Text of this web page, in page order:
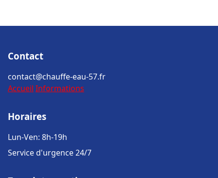
Contact
contact@chauffe-eau-57.fr
Accueil Informations
Horaires
Lun-Ven: 8h-19h
Service d'urgence 24/7